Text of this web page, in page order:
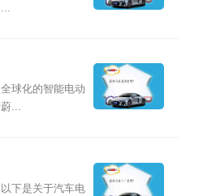
球化的智能电动
...
下是关于汽车电